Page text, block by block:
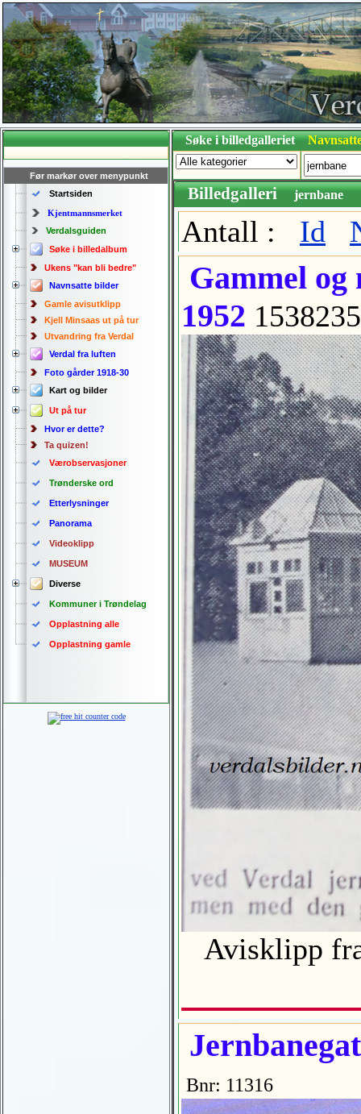
Før markør over menypunkt
Startsiden
Kjentmannsmerket
Verdalsguiden
Søke i billedalbum
Ukens "kan bli bedre"
Navnsatte bilder
Gamle avisutklipp
Kjell Minsaas ut på tur
Utvandring fra Verdal
Verdal fra luften
Foto gårder 1918-30
Kart og bilder
Ut på tur
Hvor er dette?
Ta quizen!
Værobservasjoner
Trønderske ord
Etterlysninger
Panorama
Videoklipp
MUSEUM
Diverse
Kommuner i Trøndelag
Opplastning alle
Opplastning gamle
Søke i billedgalleriet
Billedgalleri jernbane
Antall : Id
Gammel
1952
Avisklipp
Bnr: 11316